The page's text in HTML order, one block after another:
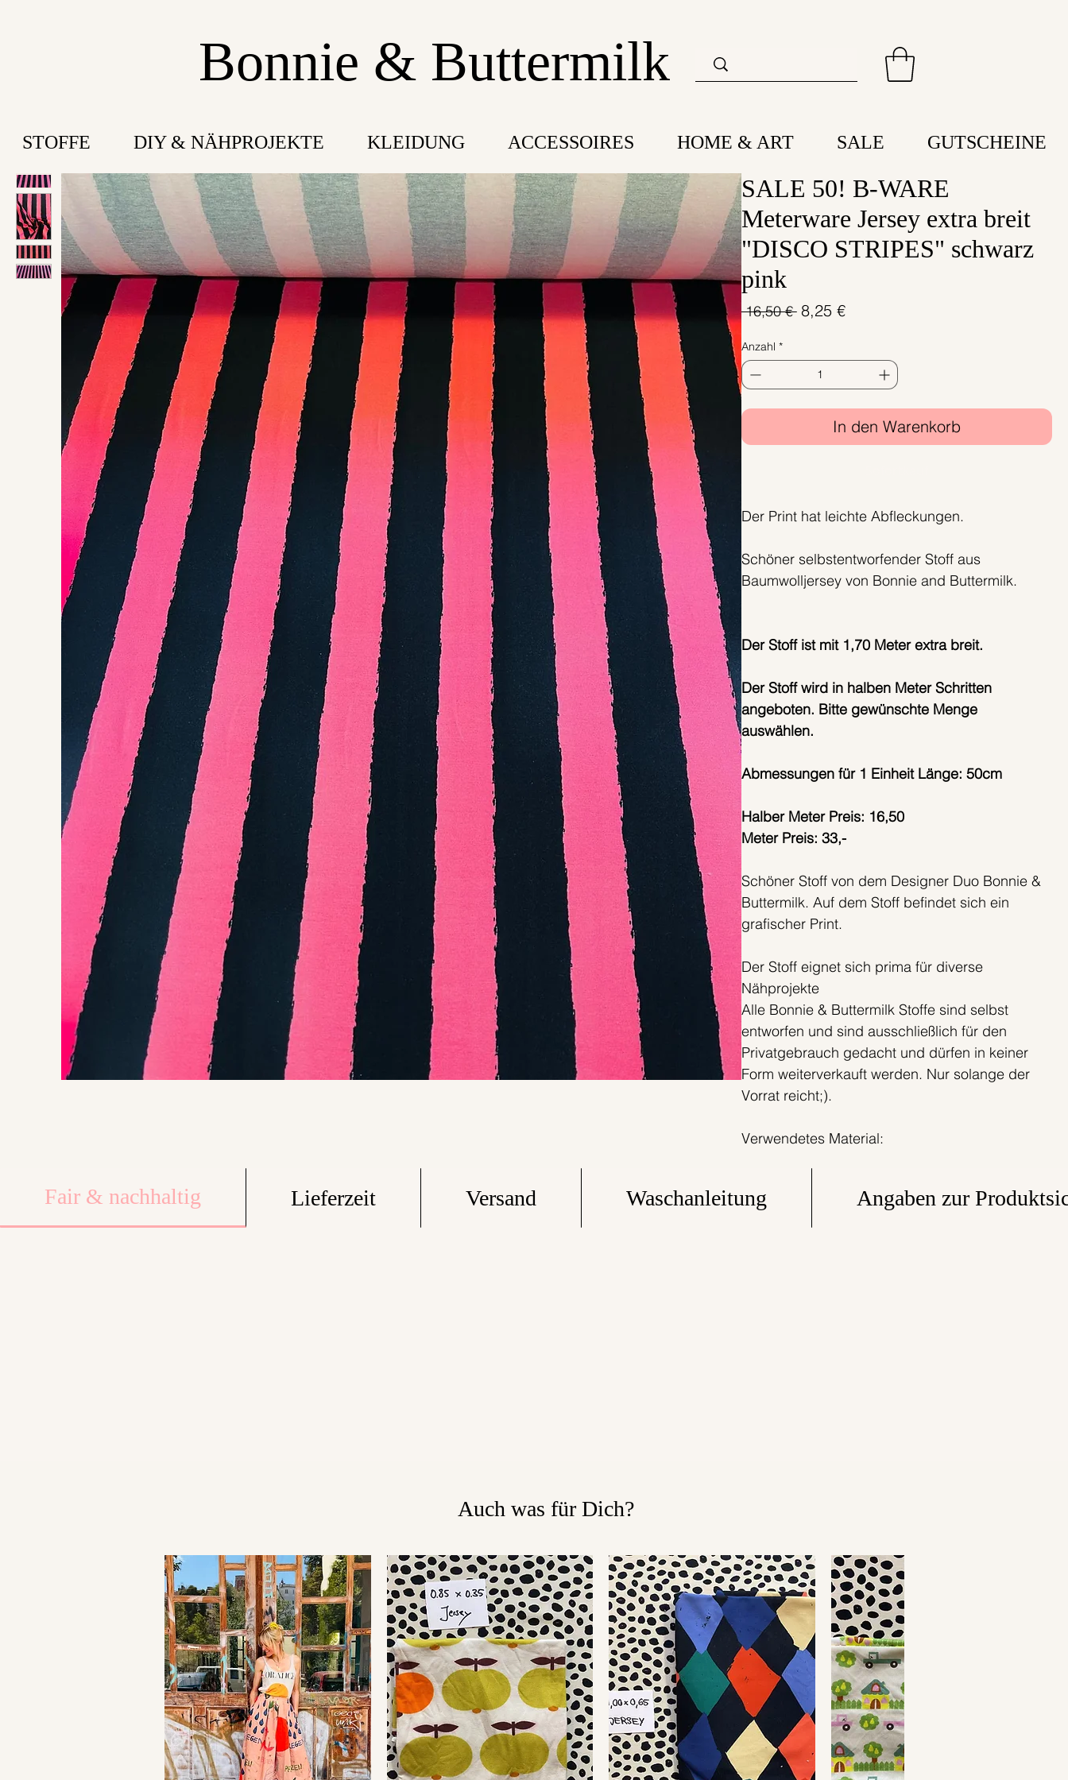
Bonnie & Buttermilk
STOFFE DIY & NÄHPROJEKTE KLEIDUNG ACCESSOIRES HOME & ART SALE GUTSCHEINE
SALE 50! B-WARE
Meterware Jersey extra breit
"DISCO STRIPES" schwarz
pink
16,50 € Standardpreis
8,25 €Sale-
Anzahl *
In den Warenkorb
Der Print hat leichte Abfleckungen.
Schöner selbstentworfender Stoff aus
Baumwolljersey von Bonnie and Buttermilk.
Der Stoff ist mit 1,70 Meter extra breit.
Der Stoff wird in halben Meter Schritten
angeboten. Bitte gewünschte Menge
auswählen.
Abmessungen für 1 Einheit Länge: 50cm
Halber Meter Preis: 16,50
Meter Preis: 33,-
Schöner Stoff von dem Designer Duo Bonnie &
Buttermilk. Auf dem Stoff befindet sich ein
grafischer Print.
Der Stoff eignet sich prima für diverse
Nähprojekte
Alle Bonnie & Buttermilk Stoffe sind selbst
entworfen und sind ausschließlich für den
Privatgebrauch gedacht und dürfen in keiner
Form weiterverkauft werden. Nur solange der
Vorrat reicht;).
Verwendetes Material:
Fair & nachhaltig Lieferzeit Versand Waschanleitung Angaben zur
Auch was für Dich?